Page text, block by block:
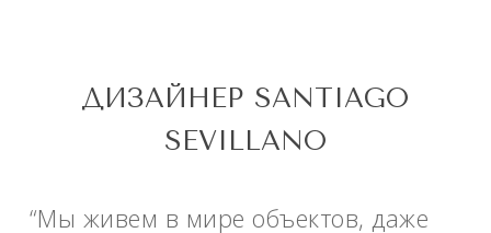
ДИЗАЙНЕР SANTIAGO
SEVILLANO
“Мы живем в мире объектов, даже